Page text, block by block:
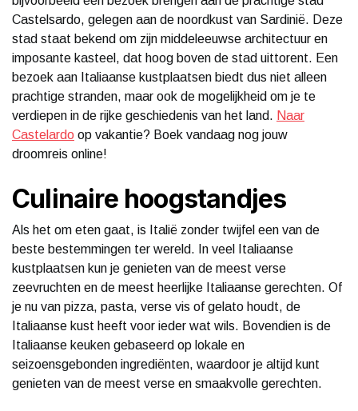
Castelsardo, gelegen aan de noordkust van Sardinië. Deze
stad staat bekend om zijn middeleeuwse architectuur en
imposante kasteel, dat hoog boven de stad uittorent. Een
bezoek aan Italiaanse kustplaatsen biedt dus niet alleen
prachtige stranden, maar ook de mogelijkheid om je te
verdiepen in de rijke geschiedenis van het land. Naar
Castelardo op vakantie? Boek vandaag nog jouw
droomreis online!
Culinaire hoogstandjes
Als het om eten gaat, is Italië zonder twijfel een van de
beste bestemmingen ter wereld. In veel Italiaanse
kustplaatsen kun je genieten van de meest verse
zeevruchten en de meest heerlijke Italiaanse gerechten. Of
je nu van pizza, pasta, verse vis of gelato houdt, de
Italiaanse kust heeft voor ieder wat wils. Bovendien is de
Italiaanse keuken gebaseerd op lokale en
seizoensgebonden ingrediënten, waardoor je altijd kunt
genieten van de meest verse en smaakvolle gerechten.